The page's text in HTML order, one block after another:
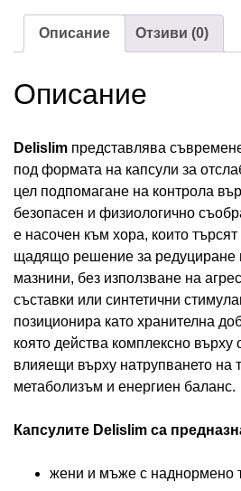
Описание Отзиви (0)
Описание
Delislim представлява
под формата на капсули за
цел подпомагане на контрола
безопасен и физиологично
е насочен към хора, които
щадящо решение за редуциране
мазнини, без използване на
съставки или синтетични
позиционира като хранителна
която действа комплексно върху
влияещи върху натрупването на
метаболизъм и енергиен баланс.
Капсулите Delislim са
жени и мъже с наднормено